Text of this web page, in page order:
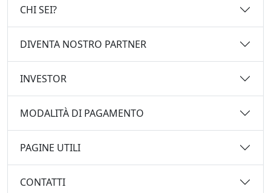
CHI SEI?
DIVENTA NOSTRO PARTNER
INVESTOR
MODALITÀ DI PAGAMENTO
PAGINE UTILI
CONTATTI